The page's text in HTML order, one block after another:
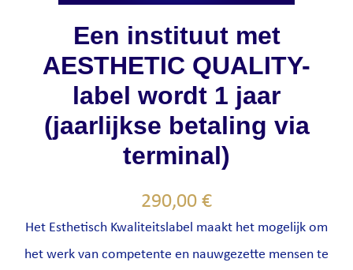
Een instituut met
AESTHETIC QUALITY-
label wordt 1 jaar
(jaarlijkse betaling via
terminal)
290,00€
Het Esthetisch Kwaliteitslabel maakt het mogelijk om
het werk van competente en nauwgezette mensen te